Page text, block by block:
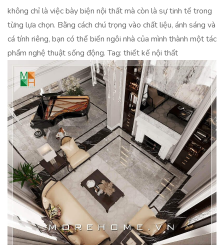
không chỉ là việc bày biện nội thất mà còn là sự tinh tế trong
từng lựa chọn. Bằng cách chú trọng vào chất liệu, ánh sáng và
cá tính riêng, bạn có thể biến ngôi nhà của mình thành một tác
phẩm nghệ thuật sống động. Tag: thiết kế nội thất